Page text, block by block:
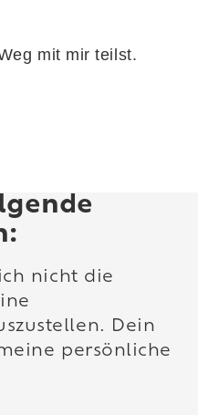
mit mir teilst.
nicht die
Dein
persönliche